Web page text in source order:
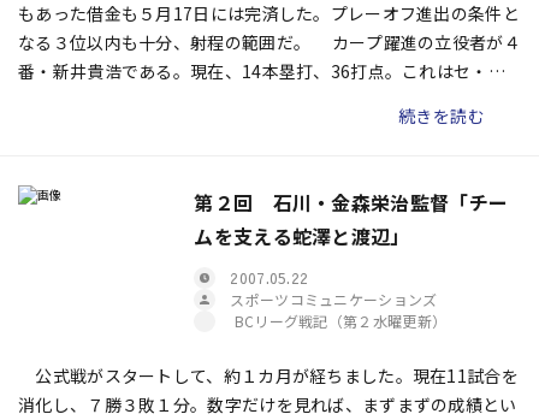
もあった借金も５月17日には完済した。プレーオフ進出の条件と
なる３位以内も十分、射程の範囲だ。 カープ躍進の立役者が４
番・新井貴浩である。現在、14本塁打、36打点。これはセ・リ
５分を切っていた打率も２割８分９厘にまで上昇してきた。
続きを読む
第２回 石川・金森栄治監督「チー
ムを支える蛇澤と渡辺」
2007.05.22
スポーツコミュニケーションズ
BCリーグ戦記（第２水曜更新）
公式戦がスタートして、約１カ月が経ちました。現在11試合を
消化し、７勝３敗１分。数字だけを見れば、まずまずの成績とい